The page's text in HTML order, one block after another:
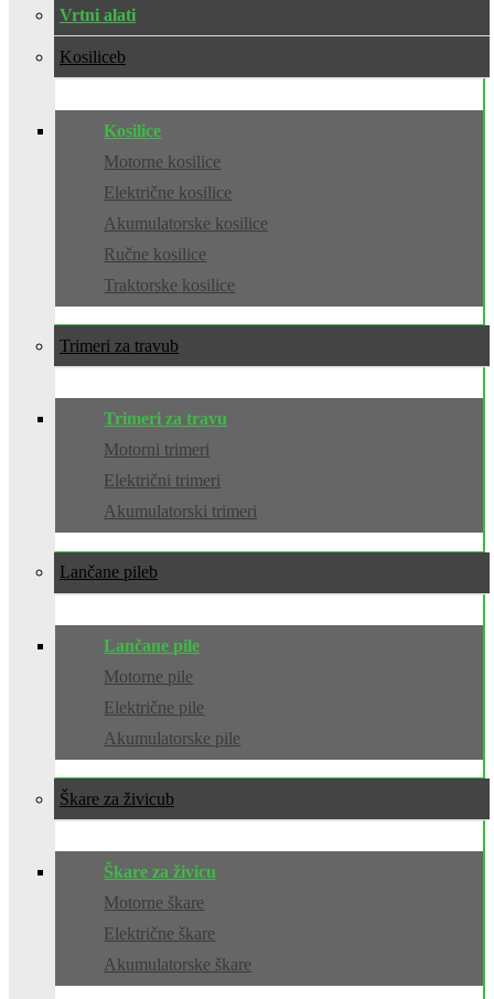
Vrtni alati
Kosilice
Kosilice
Motorne kosilice
Električne kosilice
Akumulatorske kosilice
Ručne kosilice
Traktorske kosilice
Trimeri za travu
Trimeri za travu
Motorni trimeri
Električni trimeri
Akumulatorski trimeri
Lančane pile
Lančane pile
Motorne pile
Električne pile
Akumulatorske pile
Škare za živicu
Škare za živicu
Motorne škare
Električne škare
Akumulatorske škare